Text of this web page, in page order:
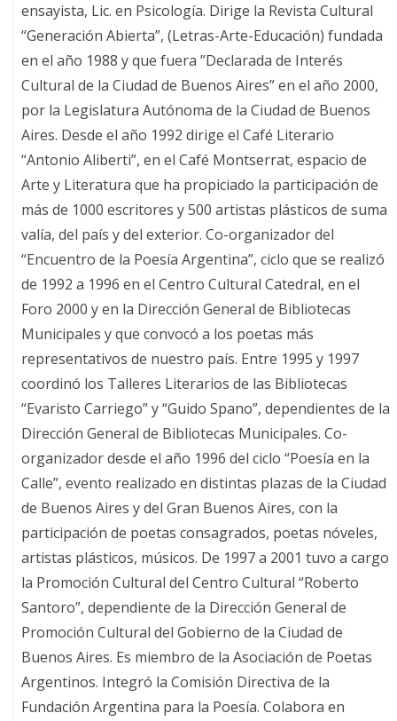
ensayista, Lic. en Psicología. Dirige la Revista Cultural
“Generación Abierta”, (Letras-Arte-Educación) fundada
en el año 1988 y que fuera ”Declarada de Interés
Cultural de la Ciudad de Buenos Aires” en el año 2000,
por la Legislatura Autónoma de la Ciudad de Buenos
Aires. Desde el año 1992 dirige el Café Literario
“Antonio Aliberti”, en el Café Montserrat, espacio de
Arte y Literatura que ha propiciado la participación de
más de 1000 escritores y 500 artistas plásticos de suma
valía, del país y del exterior. Co-organizador del
“Encuentro de la Poesía Argentina”, ciclo que se realizó
de 1992 a 1996 en el Centro Cultural Catedral, en el
Foro 2000 y en la Dirección General de Bibliotecas
Municipales y que convocó a los poetas más
representativos de nuestro país. Entre 1995 y 1997
coordinó los Talleres Literarios de las Bibliotecas
“Evaristo Carriego” y “Guido Spano”, dependientes de la
Dirección General de Bibliotecas Municipales. Co-
organizador desde el año 1996 del ciclo “Poesía en la
Calle”, evento realizado en distintas plazas de la Ciudad
de Buenos Aires y del Gran Buenos Aires, con la
participación de poetas consagrados, poetas nóveles,
artistas plásticos, músicos. De 1997 a 2001 tuvo a cargo
la Promoción Cultural del Centro Cultural “Roberto
Santoro”, dependiente de la Dirección General de
Promoción Cultural del Gobierno de la Ciudad de
Buenos Aires. Es miembro de la Asociación de Poetas
Argentinos. Integró la Comisión Directiva de la
Fundación Argentina para la Poesía. Colabora en